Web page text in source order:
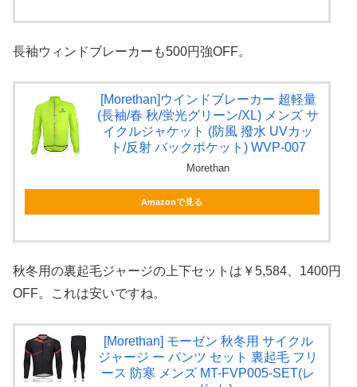
長袖ウィンドブレーカーも500円強OFF。
[Morethan]ウインドブレーカー 超軽量
(長袖/春 秋/蛍光グリーン/XL) メンズ サ
イクルジャケット (防風 撥水 UVカッ
ト/反射 バックポケット) WVP-007
Morethan
Amazonで見る
秋冬用の裏起毛ジャージの上下セットは￥5,584、1400円
OFF。これは安いですね。
[Morethan] モーゼン 秋冬用 サイクル
ジャージ ー パンツ セット 裏起毛 フリ
ース 防寒 メンズ MT-FVP005-SET(レ